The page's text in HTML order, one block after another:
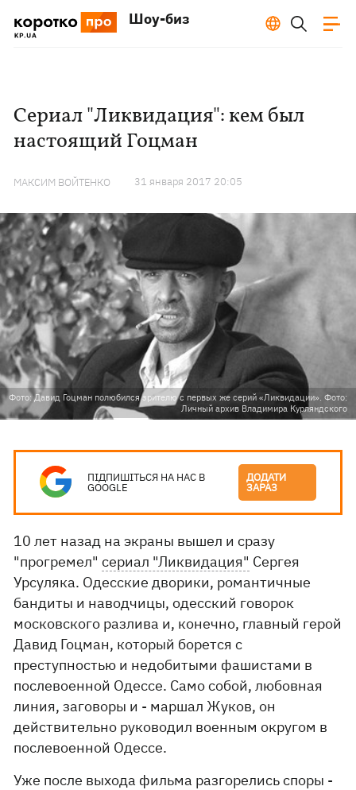
Шоу-биз
Сериал "Ликвидация": кем был
настоящий Гоцман
МАКСИМ ВОЙТЕНКО 31 января 2017 20:05
Фото: Давид Гоцман полюбился зрителю с первых же серий «Ликвидации». Фото:
Личный архив Владимира Курляндского
ПІДПИШІТЬСЯ НА НАС В
GOOGLE
ДОДАТИ
ЗАРАЗ
10 лет назад на экраны вышел и сразу
"прогремел"сериал "Ликвидация" Сергея
Урсуляка. Одесские дворики, романтичные
бандиты и наводчицы, одесский говорок
московского разлива и, конечно, главный герой
Давид Гоцман, который борется с
преступностью и недобитыми фашистами в
послевоенной Одессе. Само собой, любовная
линия, заговоры и - маршал Жуков, он
действительно руководил военным округом в
послевоенной Одессе.
Уже после выхода фильма разгорелись споры -